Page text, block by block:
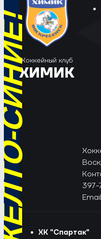
Хоккейный клуб
ХИМИК
397-
ХК "Спартак"